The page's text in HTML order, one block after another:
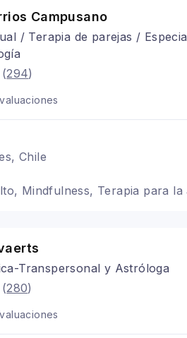
para la ansiedad, Terapia
Campusano
/ Terapia de parejas /
(294)
Chile
Mindfulness, Terapia para la
Transpersonal y Astróloga
(280)